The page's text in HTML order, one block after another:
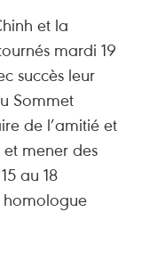
et la
mardi 19
succès leur
Sommet
de l’amitié et
mener des
au 18
homologue